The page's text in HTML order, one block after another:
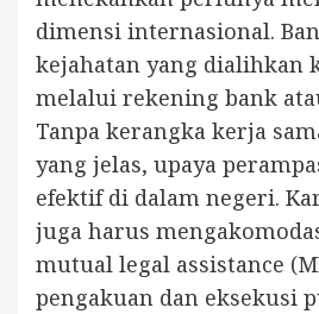
dimensi internasional.
kejahatan yang dialihkan
melalui rekening bank
Tanpa kerangka kerja
yang jelas, upaya
efektif di dalam negeri.
juga harus
mutual legal assistance
pengakuan dan eksekusi